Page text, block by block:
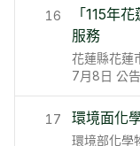
16
「115年
服務
花蓮縣花蓮
7月8日 公告
17 環境面化
環境部化學